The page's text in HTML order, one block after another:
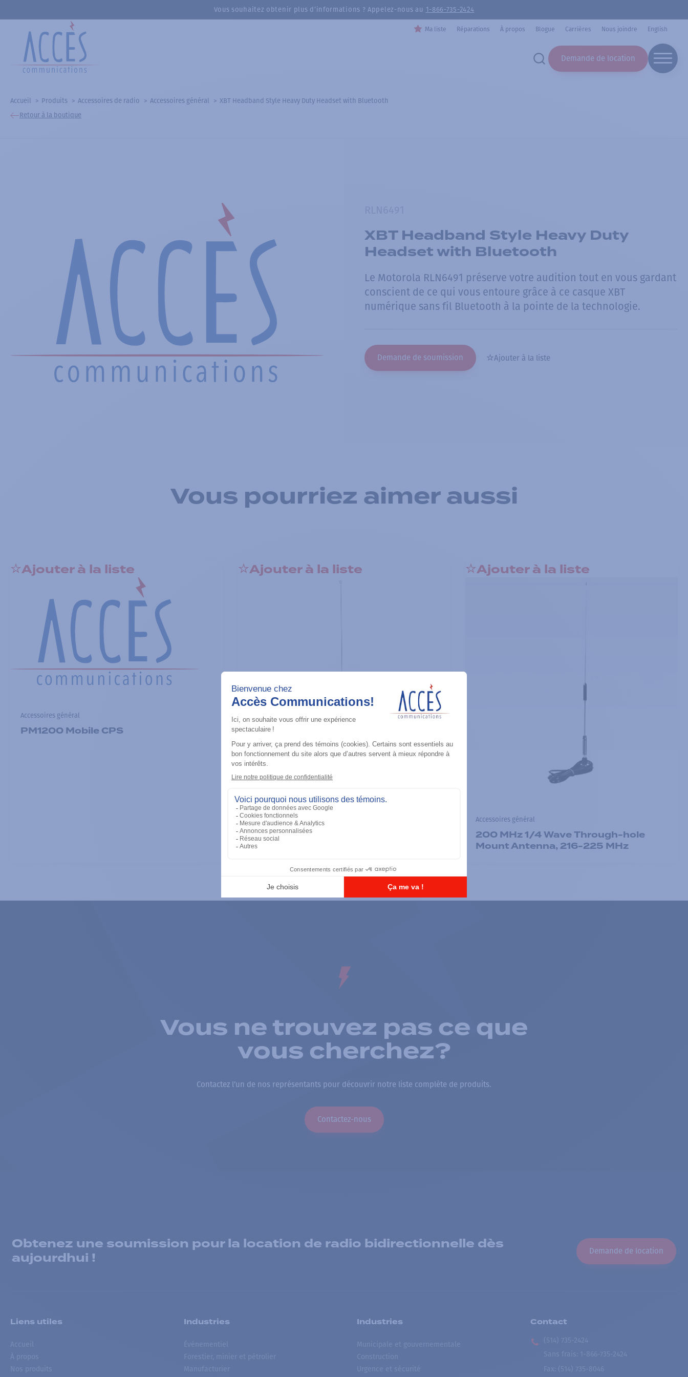
Vous souhaitez obtenir plus d’informations ? Appelez-nous au 1-866-735-2424
Ma liste Réparations À propos Blogue Carrières Nous joindre English
Demande de location
Accueil Produits Accessoires de radio Accessoires général
XBT Headband Style Heavy Duty Headset with Bluetooth
Retour à la boutique
XBT Headband Style Heavy Duty
Headset with Bluetooth
Le Motorola RLN6491 préserve votre audition tout en vous gardant
conscient de ce qui vous entoure grâce à ce casque XBT
numérique sans fil Bluetooth à la pointe de la technologie.
Demande de soumission Ajouter à la liste
Vous pourriez aimer aussi
Ajouter à la liste
Accessoires général
PM1200 Mobile CPS
Ajouter à la liste
Accessoires général
UHF 3.5dB Gain Through-hole Mount
Antenna, 470-494 MHz
Ajouter à la liste
Accessoires général
200 MHz 1/4 Wave Through-hole
Mount Antenna, 216-225 MHz
Vous ne trouvez pas ce que
vous cherchez?
Contactez l’un de nos représentants pour découvrir notre liste complète de produits.
Contactez-nous
Obtenez une soumission pour la location de radio bidirectionnelle dès
aujourdhui !
Demande de location
Liens utiles
Accueil
À propos
Nos produits
Industries
Événementiel
Forestier, minier et pétrolier
Manufacturier
Industries
Municipale et gouvernementale
Construction
Urgence et sécurité
Contact
(514) 735-2424
Sans frais
1-866-735-2424
Fax: (514) 735-8046